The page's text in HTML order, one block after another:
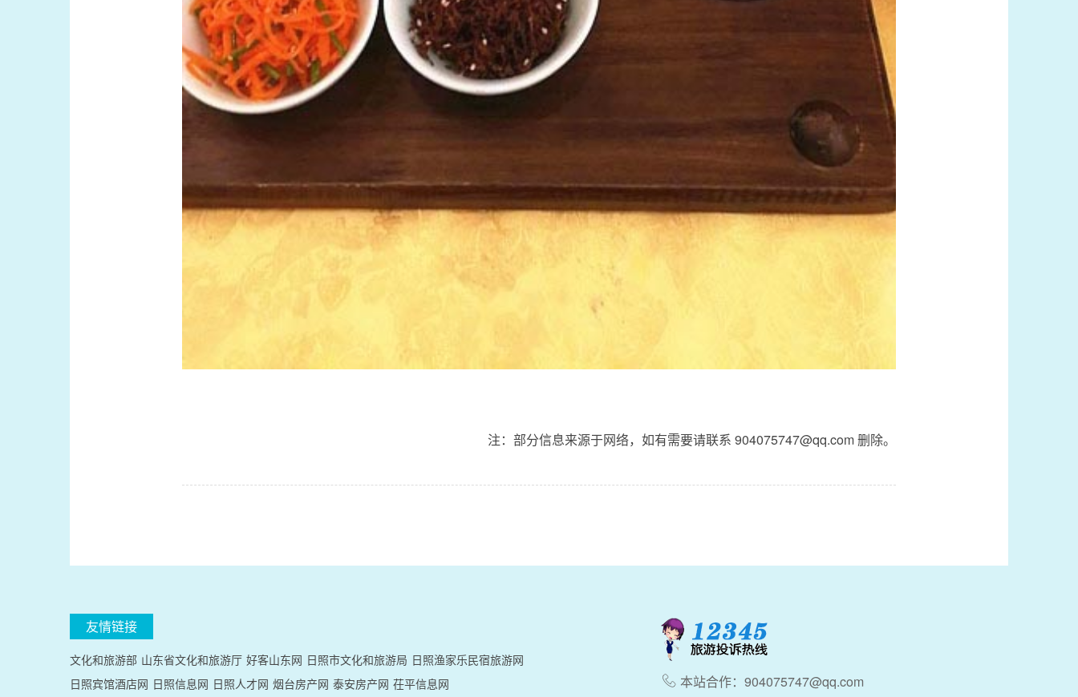
注：部分信息来源于网络，如有需要请联系 904075747@qq.com 删除。
友情链接
文化和旅游部 山东省文化和旅游厅 好客山东网 日照市文化和旅游局 日照渔家乐民宿旅游网
日照宾馆酒店网 日照信息网 日照人才网 烟台房产网 泰安房产网 茌平信息网  本站合作：904075747@qq.com